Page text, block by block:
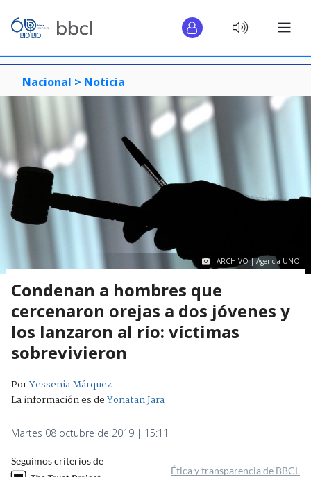
Nacional > Noticia
ARCHIVO | Agencia UNO
Condenan a hombres que
cercenaron orejas a dos jóvenes y
los lanzaron al río: víctimas
sobrevivieron
PorYessenia Márquez
La información es deYonatan Jara
Martes 08 octubre de 2019 | 15:11
Seguimos criterios de
Ética y transparencia de BBCL